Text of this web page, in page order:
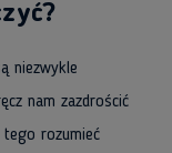
niezwykle
nam zazdrościć
tego rozumieć